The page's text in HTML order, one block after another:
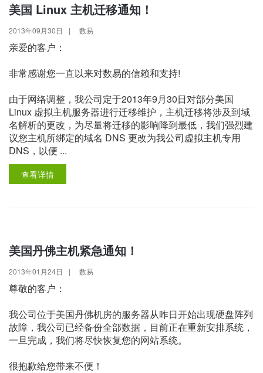
美国 Linux 主机迁移通知！
2013年09月30日 | 数易
亲爱的客户：
非常感谢您一直以来对数易的信赖和支持!
由于网络调整，我公司定于2013年9月30日对部分美国
Linux 虚拟主机服务器进行迁移维护，主机迁移将涉及到域
名解析的更改，为尽量将迁移的影响降到最低，我们强烈建
议您主机所绑定的域名 DNS 更改为我公司虚拟主机专用
DNS，以便 ...
查看详情
美国丹佛主机紧急通知！
2013年01月24日 | 数易
尊敬的客户：
我公司位于美国丹佛机房的服务器从昨日开始出现硬盘阵列
故障，我公司已经备份全部数据，目前正在重新安排系统，
一旦完成，我们将尽快恢复您的网站系统。
很抱歉给您带来不便！